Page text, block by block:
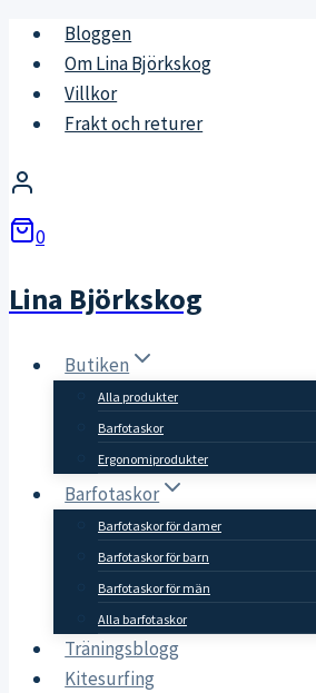
Skip
content
Bloggen
Om Lina Björkskog
Villkor
Frakt och returer
0
Lina Björkskog
Butiken
Alla produkter
Barfotaskor
Ergonomiprodukter
Barfotaskor
Barfotaskor för damer
Barfotaskor för barn
Barfotaskor för män
Alla barfotaskor
Träningsblogg
Kitesurfing